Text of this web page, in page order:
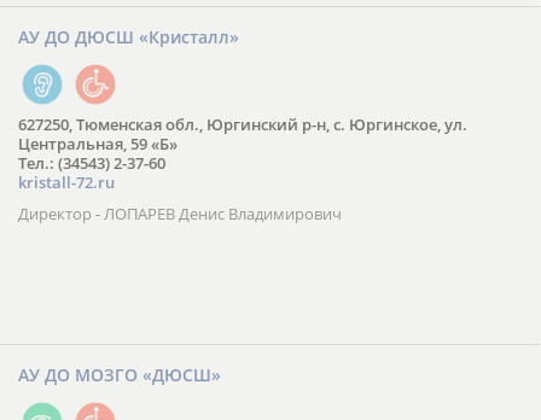
АУ ДО ДЮСШ «Кристалл»
627250, Тюменская обл., Юргинский р-н, с. Юргинское, ул.
Центральная, 59 «Б»
Тел.: (34543) 2-37-60
kristall-72.ru
Директор - ЛОПАРЕВ Денис Владимирович
АУ ДО МОЗГО «ДЮСШ»